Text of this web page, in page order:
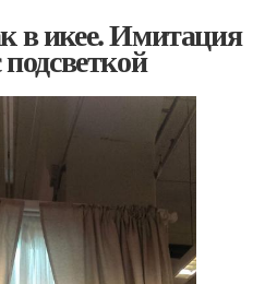
в икее. Имитация